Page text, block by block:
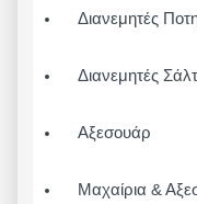
Διανεμητές
Διανεμητές
Αξεσουάρ
Μαχαίρια &